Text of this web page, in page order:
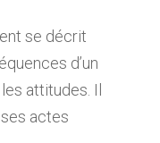
se décrit
d’un
attitudes. Il
actes